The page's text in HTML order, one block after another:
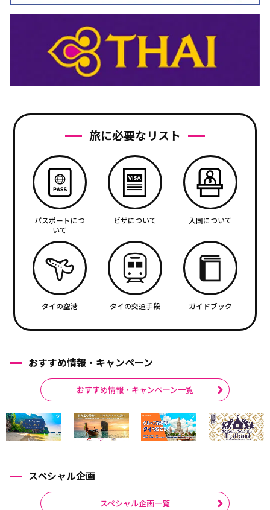
旅に必要なリスト
パスポートにつ
いて
ビザについて 入国について
タイの空港 タイの交通手段 ガイドブック
おすすめ情報・キャンペーン
おすすめ情報・キャンペーン一覧
スペシャル企画
スペシャル企画一覧